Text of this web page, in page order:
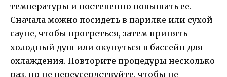
температуры и постепенно повышать ее.
Сначала можно посидеть в парилке или сухой
сауне, чтобы прогреться, затем принять
холодный душ или окунуться в бассейн для
охлаждения. Повторите процедуры несколько
раз, но не переусердствуйте, чтобы не